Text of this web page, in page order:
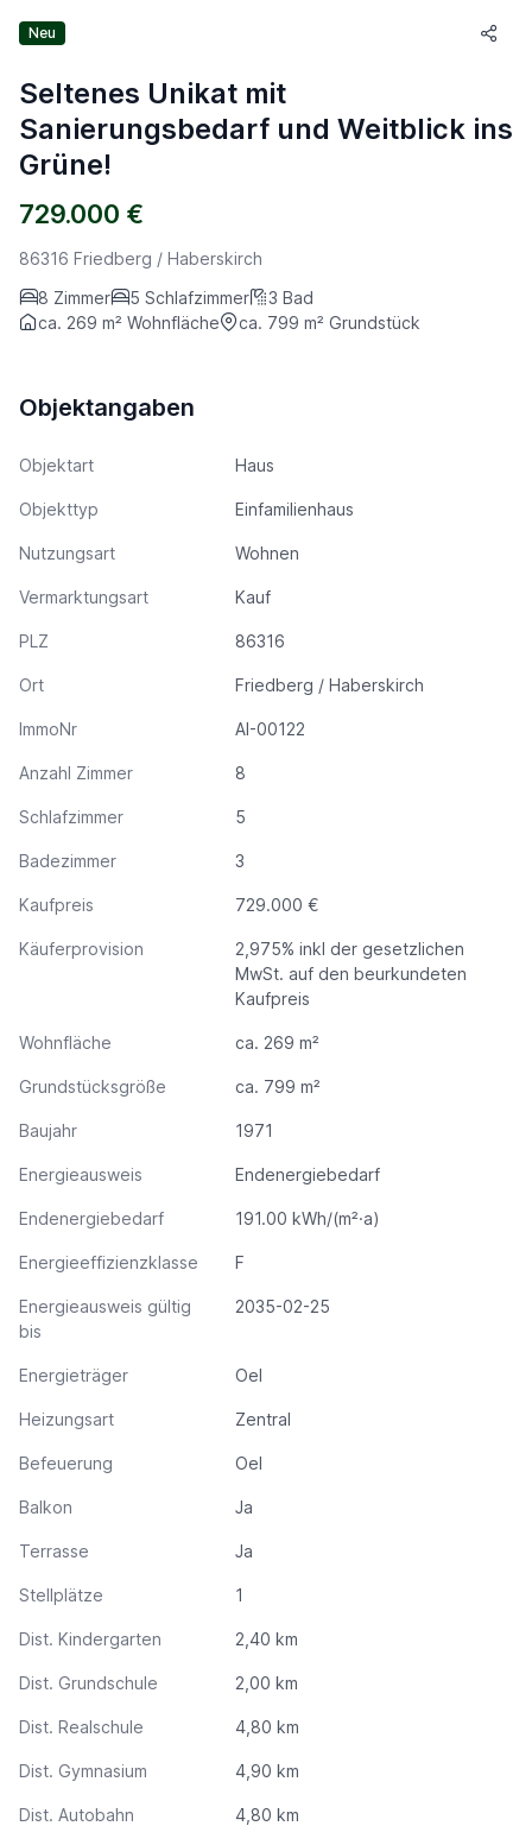
Neu
Seltenes Unikat mit
Sanierungsbedarf und Weitblick ins
Grüne!
729.000 €
86316 Friedberg / Haberskirch
8 Zimmer
5 Schlafzimmer
3 Bad
ca. 269 m² Wohnfläche
ca. 799 m² Grundstück
Objektangaben
Objektart Haus
Objekttyp Einfamilienhaus
Nutzungsart Wohnen
Vermarktungsart Kauf
PLZ 86316
Ort Friedberg / Haberskirch
ImmoNr AI-00122
Anzahl Zimmer 8
Schlafzimmer 5
Badezimmer 3
Kaufpreis 729.000 €
Käuferprovision
2,975% inkl der gesetzlichen
MwSt. auf den beurkundeten
Kaufpreis
Wohnfläche ca. 269 m²
Grundstücksgröße ca. 799 m²
Baujahr 1971
Energieausweis Endenergiebedarf
Endenergiebedarf 191.00 kWh/(m²·a)
Energieeffizienzklasse F
Energieausweis gültig
bis
2035-02-25
Energieträger Oel
Heizungsart Zentral
Befeuerung Oel
Balkon Ja
Terrasse Ja
Stellplätze 1
Dist. Kindergarten 2,40 km
Dist. Grundschule 2,00 km
Dist. Realschule 4,80 km
Dist. Gymnasium 4,90 km
Dist. Autobahn 4,80 km